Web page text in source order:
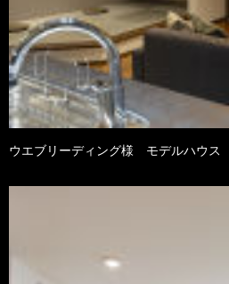
ウエブリーディング様 モデルハウス